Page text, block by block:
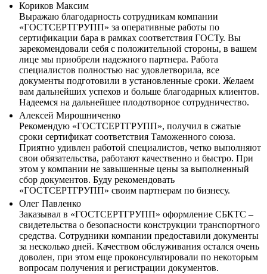
Кориков Максим
Выражаю благодарность сотрудникам компании
«ГОСТСЕРТГРУПП» за оперативные работы по
сертификации бара в рамках соответствия ГОСТу. Вы
зарекомендовали себя с положительной стороны, в вашем
лице мы приобрели надежного партнера. Работа
специалистов полностью нас удовлетворила, все
документы подготовили в установленные сроки. Желаем
вам дальнейших успехов и больше благодарных клиентов.
Надеемся на дальнейшее плодотворное сотрудничество.
Алексей Мирошниченко
Рекомендую «ГОСТСЕРТГРУПП», получил в сжатые
сроки сертификат соответствия Таможенного союза.
Приятно удивлен работой специалистов, четко выполняют
свои обязательства, работают качественно и быстро. При
этом у компании не завышенные цены за выполненный
сбор документов. Буду рекомендовать
«ГОСТСЕРТГРУПП» своим партнерам по бизнесу.
Олег Павленко
Заказывал в «ГОСТСЕРТГРУПП» оформление СБКТС –
свидетельства о безопасности конструкции транспортного
средства. Сотрудники компании предоставили документы
за несколько дней. Качеством обслуживания остался очень
доволен, при этом еще проконсультировали по некоторым
вопросам получения и регистрации документов.